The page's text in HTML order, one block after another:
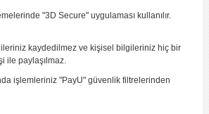
"3D Secure" uygulaması kullanılır.
kaydedilmez ve kişisel bilgileriniz hiç bir
ile paylaşılmaz.
işlemleriniz "PayU" güvenlik filtrelerinden